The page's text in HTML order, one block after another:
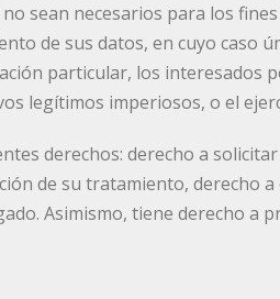
sean necesarios para los
de sus datos, en cuyo caso
particular, los interesados
legítimos imperiosos, o el
derechos: derecho a
de su tratamiento, derecho
Asimismo, tiene derecho a